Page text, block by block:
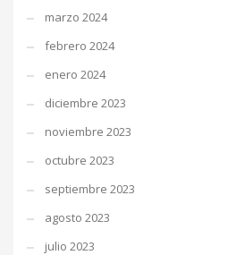
marzo 2024
febrero 2024
enero 2024
diciembre 2023
noviembre 2023
octubre 2023
septiembre 2023
agosto 2023
julio 2023